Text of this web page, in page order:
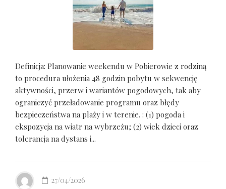
Definicja: Planowanie weekendu w Pobierowie z rodziną
to procedura ułożenia 48 godzin pobytu w sekwencję
aktywności, przerw i wariantów pogodowych, tak aby
ograniczyć przeładowanie programu oraz błędy
bezpieczeństwa na plaży i w terenie. : (1) pogoda i
ekspozycja na wiatr na wybrzeżu; (2) wiek dzieci oraz
tolerancja na dystans i...
27/04/2026